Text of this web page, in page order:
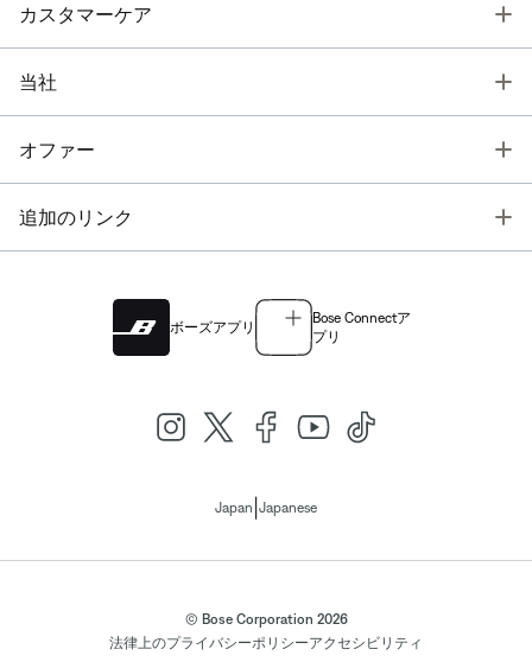
カスタマーケア
当社
オファー
追加のリンク
ボーズアプリ
Bose Connectア
プリ
Japan Japanese
© Bose Corporation 2026
法律上のプライバシーポリシーアクセシビリティ